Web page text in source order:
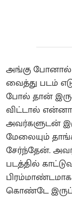
அங்கு
வைத்து படம்
போல் தான்
விட்டால்
அவர்களுடன்
மேலையும்
சேர்ந்தேன்.
படத்தில்
கொண்டே